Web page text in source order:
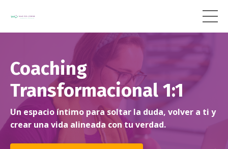
Coaching
Transformacional 1:1
Un espacio íntimo para soltar la duda, volver a ti y
crear una vida alineada con tu verdad.